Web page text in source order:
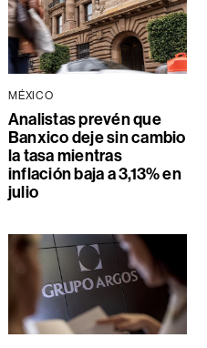
MÉXICO
Analistas prevén que
Banxico deje sin cambio
la tasa mientras
inflación baja a 3,13% en
julio